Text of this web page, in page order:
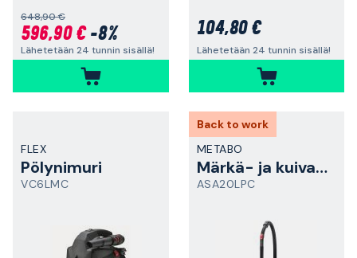
648,90 €
596,90 €-8%
Lähetetään 24 tunnin sisällä!
104,80 €
Lähetetään 24 tunnin sisällä!
FLEX
Pölynimuri
VC6LMC
Back to work
METABO
Märkä- ja kuivaimuri
ASA20LPC